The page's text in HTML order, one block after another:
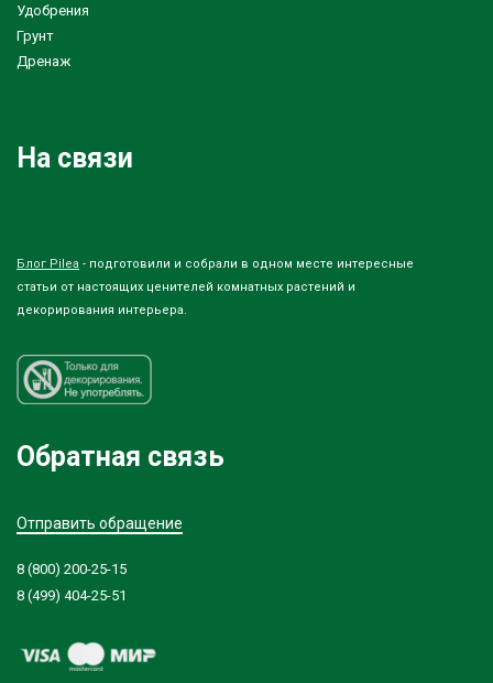
Удобрения
Грунт
Дренаж
На связи
Блог Pilea - подготовили и собрали в одном месте интересные
статьи от настоящих ценителей комнатных растений и
декорирования интерьера.
Обратная связь
Отправить обращение
8 (800) 200-25-15
8 (499) 404-25-51